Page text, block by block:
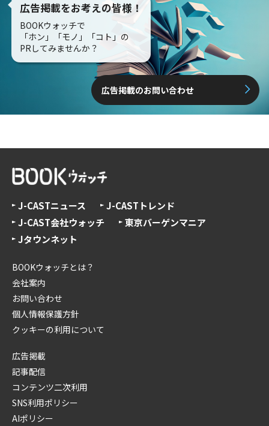
広告掲載をお考えの皆様！
BOOKウォッチで
「ホン」「モノ」「コト」の
PRしてみませんか？
広告掲載のお問い合わせ
J-CASTニュース
J-CASTトレンド
J-CAST会社ウォッチ
東京バーゲンマニア
Jタウンネット
BOOKウォッチとは？
会社案内
お問い合わせ
個人情報保護方針
クッキーの利用について
広告掲載
記事配信
コンテンツ二次利用
SNS利用ポリシー
AIポリシー